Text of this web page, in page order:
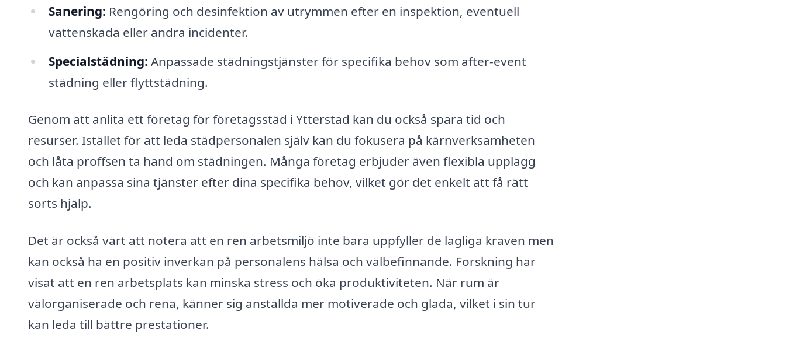
Sanering: Rengöring och desinfektion av utrymmen efter en inspektion, eventuell
vattenskada eller andra incidenter.
Specialstädning: Anpassade städningstjänster för specifika behov som after-event
städning eller flyttstädning.
Genom att anlita ett företag för företagsstäd i Ytterstad kan du också spara tid och
resurser. Istället för att leda städpersonalen själv kan du fokusera på kärnverksamheten
och låta proffsen ta hand om städningen. Många företag erbjuder även flexibla upplägg
och kan anpassa sina tjänster efter dina specifika behov, vilket gör det enkelt att få rätt
sorts hjälp.
Det är också värt att notera att en ren arbetsmiljö inte bara uppfyller de lagliga kraven men
kan också ha en positiv inverkan på personalens hälsa och välbefinnande. Forskning har
visat att en ren arbetsplats kan minska stress och öka produktiviteten. När rum är
välorganiserade och rena, känner sig anställda mer motiverade och glada, vilket i sin tur
kan leda till bättre prestationer.